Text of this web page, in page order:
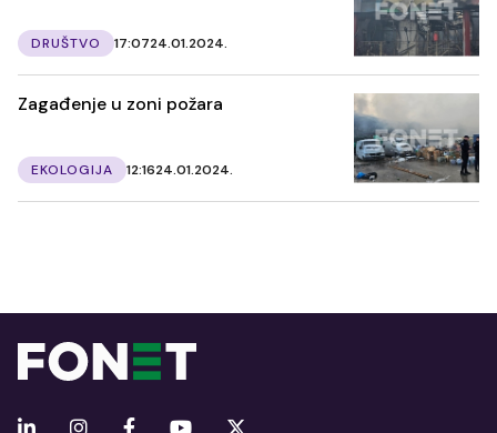
DRUŠTVO 17:0724.01.2024.
Zagađenje u zoni požara
EKOLOGIJA 12:1624.01.2024.